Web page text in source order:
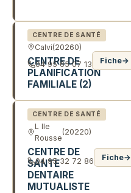
CENTRE DE SANTÉ
Calvi(20260)
CENTRE DE
PLANIFICATION
FAMILIALE (2)
04 95 65 07 13 Fiche→
CENTRE DE SANTÉ
L Ile
Rousse
(20220)
CENTRE DE
SANTE
DENTAIRE
MUTUALISTE
04 95 32 72 86 Fiche→